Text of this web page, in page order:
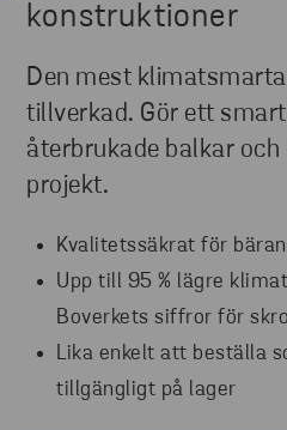
konstruktioner
Den mest
tillverkad. Gör ett
återbrukade balkar
projekt.
Kvalitetssäkrat för
Upp till 95 % lägre
Boverkets siffror för
Lika enkelt att beställa
tillgängligt på lager